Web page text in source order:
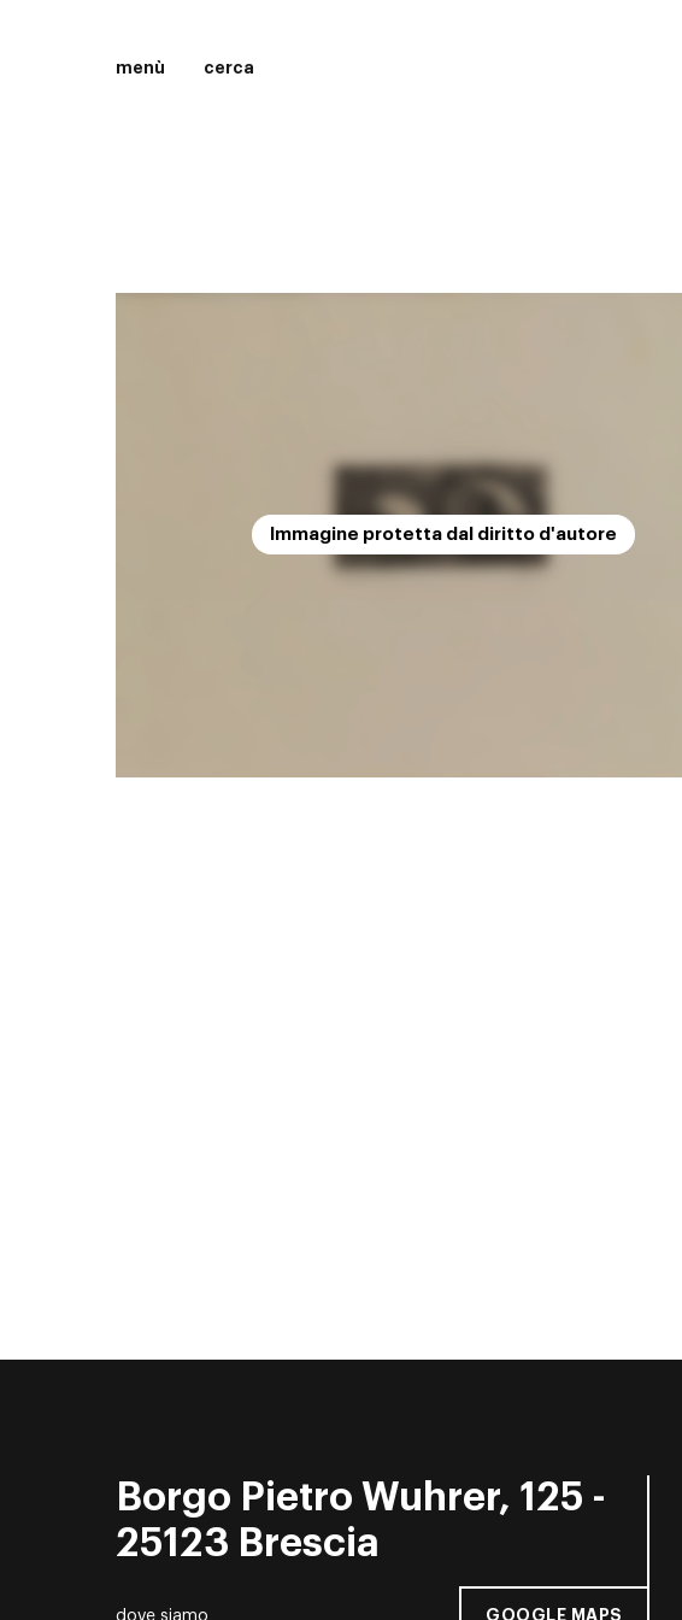
menù cerca
Immagine protetta dal diritto d'autore
Borgo Pietro Wuhrer, 125 -
25123 Brescia
GOOGLE MAPS